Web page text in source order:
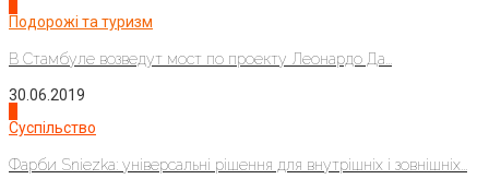
Подорожі та туризм
В Стамбуле возведут мост по проекту Леонардо Да...
30.06.2019
Суспільство
Фарби Sniezka: універсальні рішення для внутрішніх і зовнішніх...